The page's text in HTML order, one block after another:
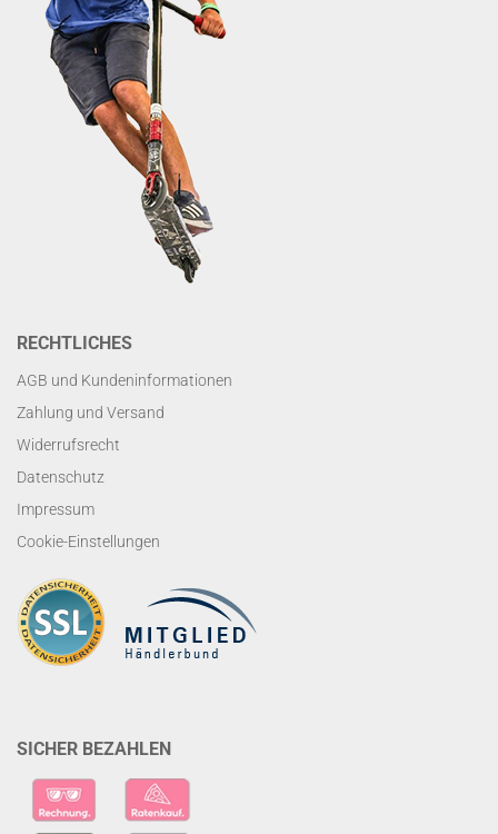
RECHTLICHES
AGB und Kundeninformationen
Zahlung und Versand
Widerrufsrecht
Datenschutz
Impressum
Cookie-Einstellungen
SICHER BEZAHLEN